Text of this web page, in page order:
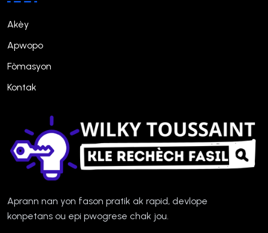
Akèy
Apwopo
Fòmasyon
Kontak
Aprann nan yon fason pratik ak rapid, devlope
konpetans ou epi pwogrese chak jou.